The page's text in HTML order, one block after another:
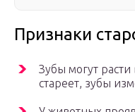
Признаки
Зубы могут
стареет, зубы